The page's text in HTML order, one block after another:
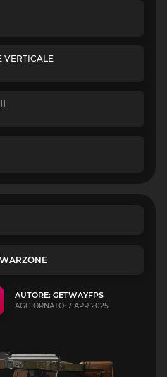
VERTICALE
WARZONE
AUTORE: GETWAYFPS
AGGIORNATO: 7 APR 2025